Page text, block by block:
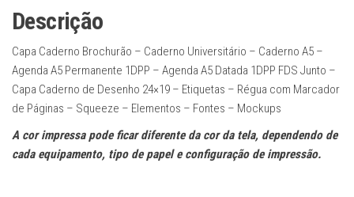
Descrição
Capa Caderno Brochurão – Caderno Universitário – Caderno A5 –
Agenda A5 Permanente 1DPP – Agenda A5 Datada 1DPP FDS Junto –
Capa Caderno de Desenho 24×19 – Etiquetas – Régua com Marcador
de Páginas – Squeeze – Elementos – Fontes – Mockups
A cor impressa pode ficar diferente da cor da tela, dependendo de
cada equipamento, tipo de papel e configuração de impressão.